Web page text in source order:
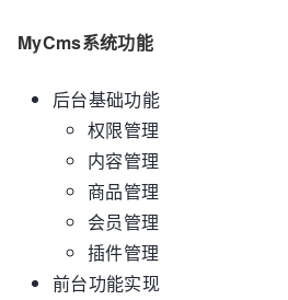
MyCms系统功能
后台基础功能
权限管理
内容管理
商品管理
会员管理
插件管理
前台功能实现